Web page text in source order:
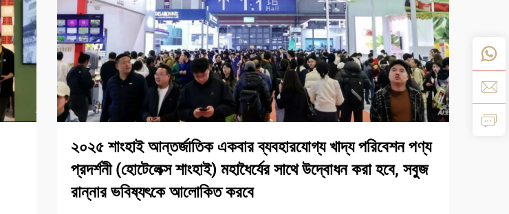
২০২৫ শাংহাই আন্তর্জাতিক একবার ব্যবহারযোগ্য খাদ্য পরিবেশন পণ্য
প্রদর্শনী (হোটেলেক্স শাংহাই) মহাধৈর্যের সাথে উদ্বোধন করা হবে, সবুজ
রান্নার ভবিষ্যৎকে আলোকিত করবে